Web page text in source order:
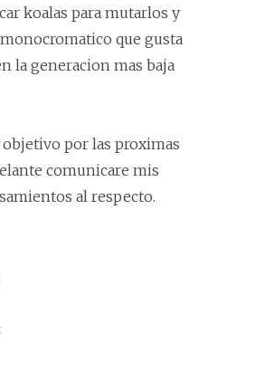
koalas para mutarlos y
que gusta
la generacion mas baja
objetivo por las proximas
comunicare mis
al respecto.